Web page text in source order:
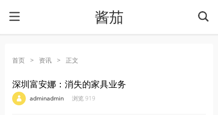
酱茄
首页 > 资讯 > 正文
深圳富安娜：消失的家具业务
adminadmin 浏览 919